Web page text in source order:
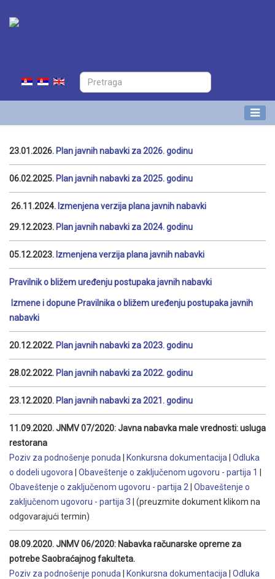
23.01.2026. Plan javnih nabavki za 2026. godinu
06.02.2025. Plan javnih nabavki za 2025. godinu
26.11.2024. Izmenjena verzija plana javnih nabavki
29.12.2023. Plan javnih nabavki za 2024. godinu
05.12.2023. Izmenjena verzija plana javnih nabavki
Pravilnik o bližem uređenju postupaka javnih nabavki
Izmene i dopune Pravilnika o bližem uređenju postupaka javnih
nabavki
20.12.2022. Plan javnih nabavki za 2023. godinu
28.02.2022. Plan javnih nabavki za 2022. godinu
23.12.2020. Plan javnih nabavki za 2021. godinu
11.09.2020. JNMV 07/2020: Javna nabavka male vrednosti: usluga
restorana
Poziv za podnošenje ponuda
Konkursna dokumentacija
Odluka
o dodeli ugovora
Obaveštenje o zaključenom ugovoru - partija 1
Obaveštenje o zaključenom ugovoru - partija 2
Obaveštenje o
zaključenom ugovoru - partija 3 | (preuzmite dokument klikom na
odgovarajući termin)
08.09.2020. JNMV 06/2020: Nabavka računarske opreme za
potrebe Saobraćajnog fakulteta.
Poziv za podnošenje ponuda
Konkursna dokumentacija
Odluka